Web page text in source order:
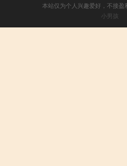
本站仅为个人兴趣爱好，不接盈
小男孩